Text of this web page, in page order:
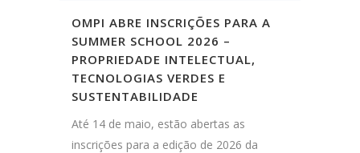
OMPI ABRE INSCRIÇÕES PARA A
SUMMER SCHOOL 2026 –
PROPRIEDADE INTELECTUAL,
TECNOLOGIAS VERDES E
SUSTENTABILIDADE
Até 14 de maio, estão abertas as
inscrições para a edição de 2026 da